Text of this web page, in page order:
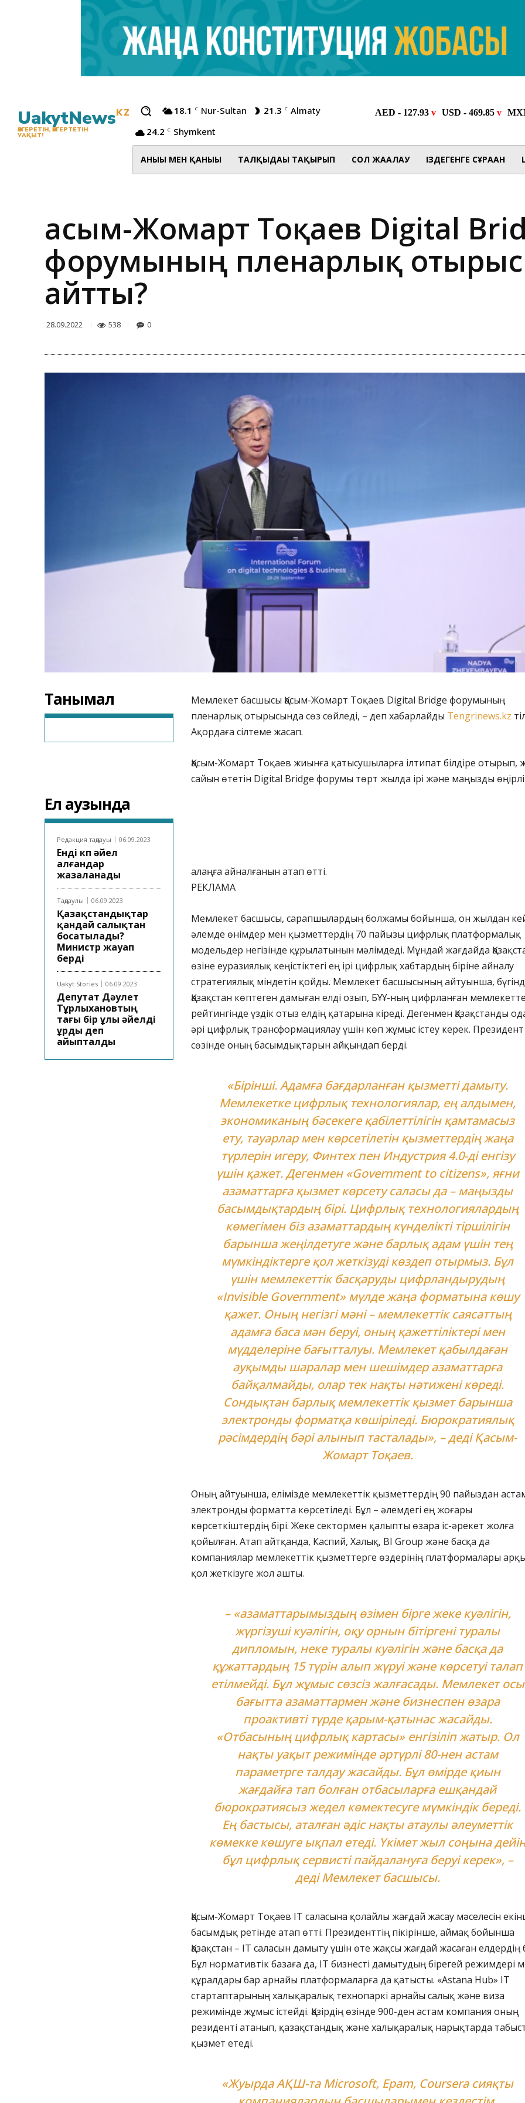
UakytNewsKZ
ӨЗГЕРЕТІН, ӨЗГЕРТЕТІН
УАҚЫТ!
18.1 C Nur-Sultan 21.3 C Almaty
24.2 C Shymkent
АНЫҒЫ МЕН ҚАНЫҒЫ ТАЛҚЫДАҒЫ ТАҚЫРЫП СОЛ ЖАҒАЛАУ ІЗДЕГЕНГЕ СҰРАҒАН
Қасым-Жомарт Тоқаев Digital
форумының пленарлық
айтты?
28.09.2022 538 0
Танымал
Ел аузында
Редакция таңдауы 06.09.2023
Енді көп әйел
алғандар
жазаланады
Таңдаулы 06.09.2023
Қазақстандықтар
қандай салықтан
босатылады?
Министр жауап
берді
Uakyt Stories 06.09.2023
Депутат Дәулет
Тұрлыхановтың
тағы бір ұлы әйелді
ұрды деп
айыпталды
Мемлекет басшысы Қасым-Жомарт Тоқаев Digital Bridge форумының
пленарлық отырысында сөз сөйледі, – деп хабарлайды Tengrinews.kz
Ақордаға сілтеме жасап.
Қасым-Жомарт Тоқаев жиынға қатысушыларға ілтипат білдіре отырып,
сайын өтетін Digital Bridge форумы төрт жылда ірі және маңызды
алаңға айналғанын атап өтті.
РЕКЛАМА
Мемлекет басшысы, сарапшылардың болжамы бойынша, он жылдан
әлемде өнімдер мен қызметтердің 70 пайызы цифрлық платформалық
модельдер негізінде құрылатынын мәлімдеді. Мұндай жағдайда
өзіне еуразиялық кеңістіктегі ең ірі цифрлық хабтардың біріне айналу
стратегиялық міндетін қойды. Мемлекет басшысының айтуынша,
Қазақстан көптеген дамыған елді озып, БҰҰ-ның цифрланған
рейтингінде үздік отыз елдің қатарына кіреді. Дегенмен Қазақстанды
әрі цифрлық трансформациялау үшін көп жұмыс істеу керек. Президент
сөзінде оның басымдықтарын айқындап берді.
«Бірінші. Адамға бағдарланған қызметті дамыту.
Мемлекетке цифрлық технологиялар, ең алдымен,
экономиканың бәсекеге қабілеттілігін қамтамасыз
ету, тауарлар мен көрсетілетін қызметтердің жаңа
түрлерін игеру, Финтех пен Индустрия 4.0-ді енгізу
үшін қажет. Дегенмен «Government to citizens», яғни
азаматтарға қызмет көрсету саласы да – маңызды
басымдықтардың бірі. Цифрлық технологиялардың
көмегімен біз азаматтардың күнделікті тіршілігін
барынша жеңілдетуге және барлық адам үшін тең
мүмкіндіктерге қол жеткізуді көздеп отырмыз. Бұл
үшін мемлекеттік басқаруды цифрландырудың
«Invisible Government» мүлде жаңа форматына көшу
қажет. Оның негізгі мәні – мемлекеттік саясаттың
адамға баса мән беруі, оның қажеттіліктері мен
мүдделеріне бағытталуы. Мемлекет қабылдаған
ауқымды шаралар мен шешімдер азаматтарға
байқалмайды, олар тек нақты нәтижені көреді.
Сондықтан барлық мемлекеттік қызмет барынша
электронды форматқа көшіріледі. Бюрократиялық
рәсімдердің бәрі алынып тасталады», – деді Қасым-
Жомарт Тоқаев.
Оның айтуынша, елімізде мемлекеттік қызметтердің 90 пайыздан
электронды форматта көрсетіледі. Бұл – әлемдегі ең жоғары
көрсеткіштердің бірі. Жеке сектормен қалыпты өзара іс-әрекет жолға
қойылған. Атап айтқанда, Каспий, Халық, BI Group және басқа да
компаниялар мемлекеттік қызметтерге өздерінің платформалары
қол жеткізуге жол ашты.
– «азаматтарымыздың өзімен бірге жеке куәлігін,
жүргізуші куәлігін, оқу орнын бітіргені туралы
дипломын, неке туралы куәлігін және басқа да
құжаттардың 15 түрін алып жүруі және көрсетуі талап
етілмейді. Бұл жұмыс сөзсіз жалғасады. Мемлекет осы
бағытта азаматтармен және бизнеспен өзара
проактивті түрде қарым-қатынас жасайды.
«Отбасының цифрлық картасы» енгізіліп жатыр. Ол
нақты уақыт режимінде әртүрлі 80-нен астам
параметрге талдау жасайды. Бұл өмірде қиын
жағдайға тап болған отбасыларға ешқандай
бюрократиясыз жедел көмектесуге мүмкіндік береді.
Ең бастысы, аталған әдіс нақты атаулы әлеуметтік
көмекке көшуге ықпал етеді. Үкімет жыл соңына
бұл цифрлық сервисті пайдалануға беруі керек», –
деді Мемлекет басшысы.
Қасым-Жомарт Тоқаев IT саласына қолайлы жағдай жасау мәселесін
басымдық ретінде атап өтті. Президенттің пікірінше, аймақ бойынша
Қазақстан – IT саласын дамыту үшін өте жақсы жағдай жасаған елдердің
Бұл нормативтік базаға да, IT бизнесті дамытудың бірегей режимдері
құралдары бар арнайы платформаларға да қатысты. «Astana Hub» IT
стартаптарының халықаралық технопаркі арнайы салық және виза
режимінде жұмыс істейді. Қазірдің өзінде 900-ден астам компания оның
резиденті атанып, қазақстандық және халықаралық нарықтарда
қызмет етеді.
«Жуырда АҚШ-та Microsoft, Epam, Coursera сияқты